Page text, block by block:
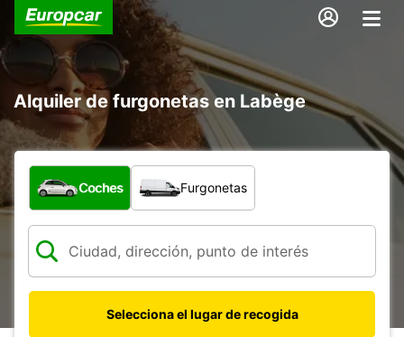
Alquiler de furgonetas en Labège
¿Qué tipo de vehículo?
Coches Furgonetas
Selecciona el lugar de recogida